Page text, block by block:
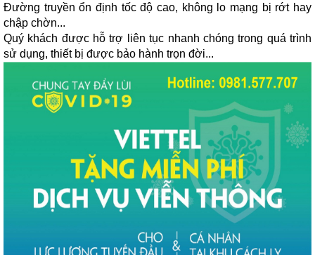
Đường truyền ổn định tốc độ cao, không lo mạng bị rớt hay
chập chờn...
Quý khách được hỗ trợ liên tục nhanh chóng trong quá trình
sử dụng, thiết bị được bảo hành trọn đời...